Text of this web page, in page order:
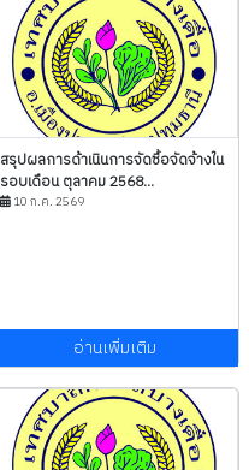
สรุปผลการด้าเนินการจัดซื้อจัดจ้างใน
รอบเดือน ตุลาคม 2568...
10 ก.ค. 2569
อ่านเพิ่มเติม